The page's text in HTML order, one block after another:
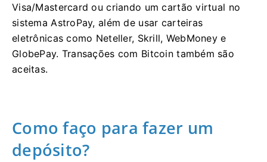
Visa/Mastercard ou criando um cartão virtual no
sistema AstroPay, além de usar carteiras
eletrônicas como Neteller, Skrill, WebMoney e
GlobePay. Transações com Bitcoin também são
aceitas.
Como faço para fazer um
depósito?